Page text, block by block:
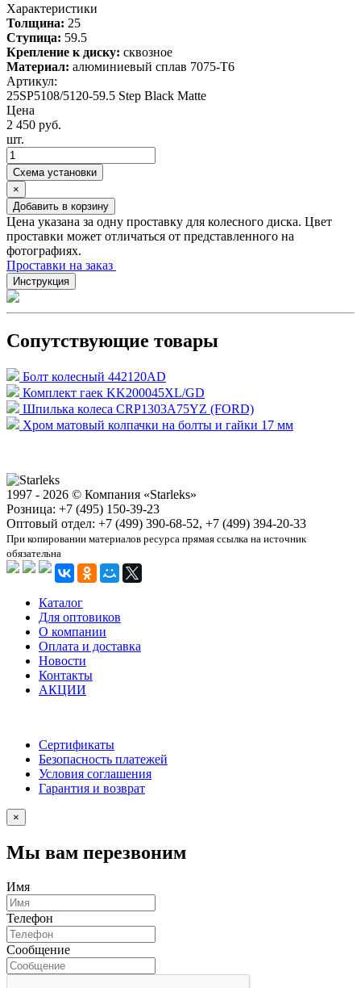
Характеристики
Толщина: 25
Ступица: 59.5
Крепление к диску: сквозное
Материал: алюминиевый сплав 7075-T6
Артикул:
25SP5108/5120-59.5 Step Black Matte
Цена
2 450 руб.
шт.
Схема установки
×
Добавить в корзину
Цена указана за одну проставку для колесного диска. Цвет
проставки может отличаться от представленного на
фотографиях.
Проставки на заказ
Инструкция
Сопутствующие товары
Болт колесный 442120AD
Комплект гаек KK200045XL/GD
Шпилька колеса CRP1303A75YZ (FORD)
Хром матовый колпачки на болты и гайки 17 мм
1997 - 2026 © Компания «Starleks»
Розница: +7 (495) 150-39-23
Оптовый отдел: +7 (499) 390-68-52, +7 (499) 394-20-33
При копировании материалов ресурса прямая ссылка на источник
обязательна
Каталог
Для оптовиков
О компании
Оплата и доставка
Новости
Контакты
АКЦИИ
Сертификаты
Безопасность платежей
Условия соглашения
Гарантия и возврат
×
Мы вам перезвоним
Имя
Телефон
Сообщение